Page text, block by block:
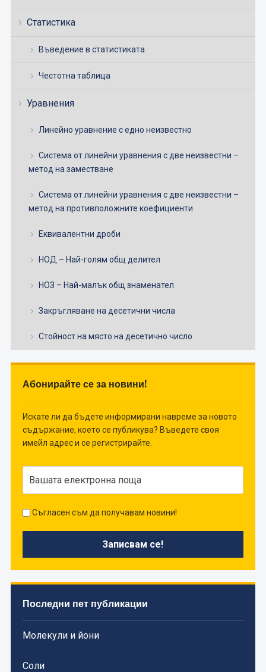
Статистика
Въведение в статистиката
Честотна таблица
Уравнения
Линейно уравнение с едно неизвестно
Система от линейни уравнения с две неизвестни –
метод на заместване
Система от линейни уравнения с две неизвестни –
метод на противположните коефициенти
Еквивалентни дроби
НОД – Най-голям общ делител
НОЗ – Най-малък общ знаменател
Закръгляване на десетични числа
Стойност на място на десетично число
Абонирайте се за новини!
Искате ли да бъдете информирани навреме за новото
съдържание, което се публикува? Въведете своя
имейл адрес и се регистрирайте.
Съгласен съм да получавам новини!
Последни пет публикации
Молекули и йони
Соли